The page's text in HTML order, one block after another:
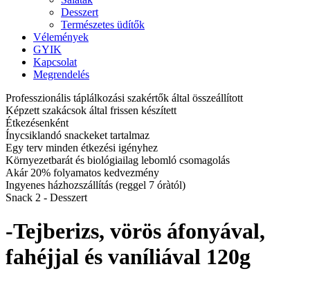
Desszert
Természetes üdítők
Vélemények
GYIK
Kapcsolat
Megrendelés
Professzionális táplálkozási szakértők által összeállított
Képzett szakácsok által frissen készített
Étkezésenként
Ínycsiklandó snackeket tartalmaz
Egy terv minden étkezési igényhez
Környezetbarát és biológiailag lebomló csomagolás
Akár 20% folyamatos kedvezmény
Ingyenes házhozszállítás (reggel 7 óràtól)
Snack 2 - Desszert
-Tejberizs, vörös áfonyával,
fahéjjal és vaníliával 120g